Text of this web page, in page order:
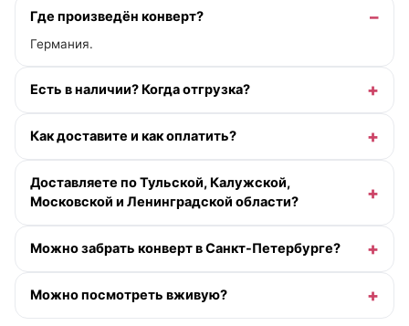
Где произведён конверт?
Германия.
Есть в наличии? Когда отгрузка?
Как доставите и как оплатить?
Доставляете по Тульской, Калужской,
Московской и Ленинградской области?
Можно забрать конверт в Санкт-Петербурге?
Можно посмотреть вживую?